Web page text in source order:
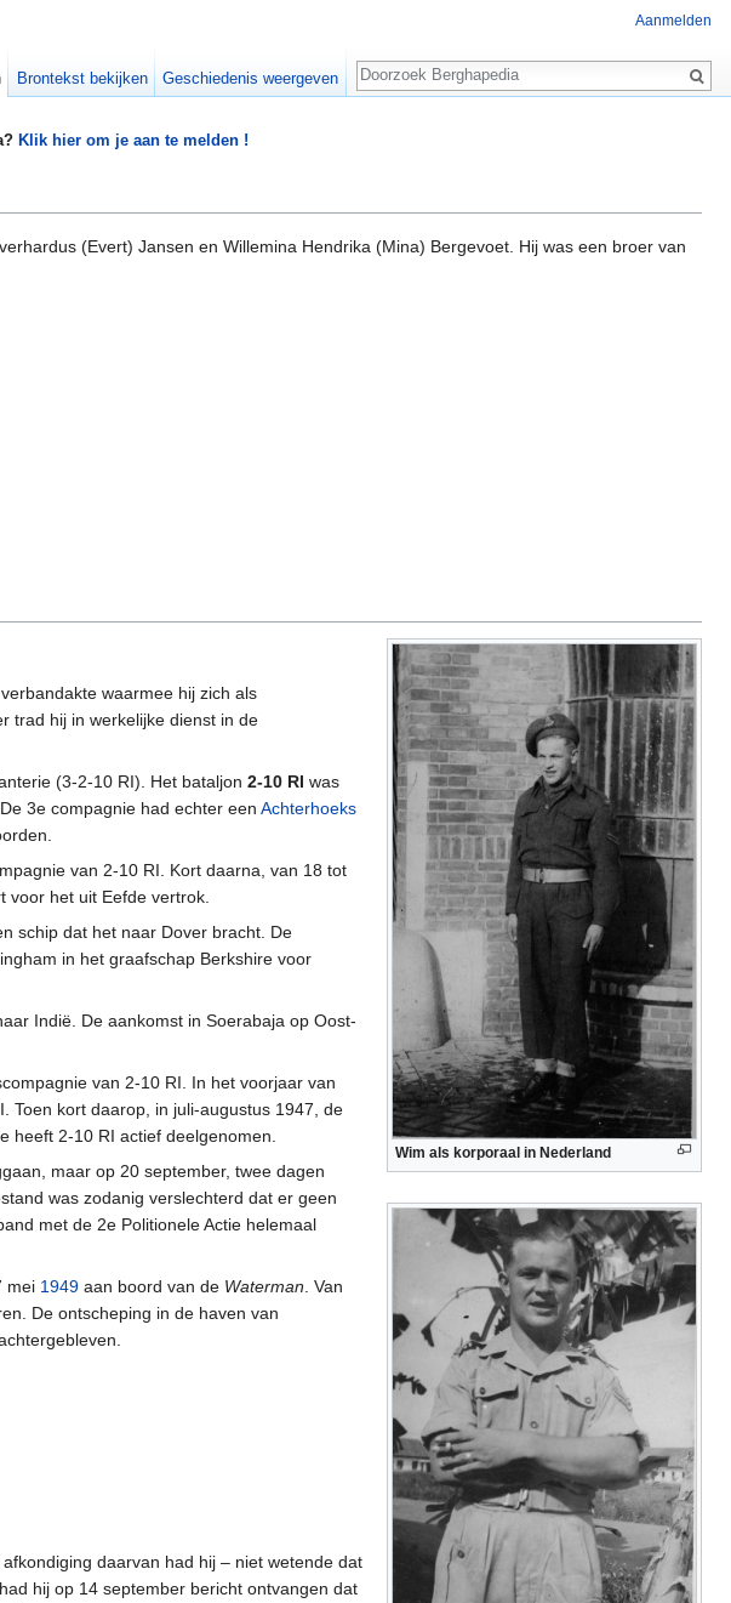
Klik hier om je aan te melden !
(Evert) Jansen en Willemina Hendrika (Mina) Bergevoet. Hij was een broer van
Wim als korporaal in Nederland
waarmee hij zich als
trad hij in werkelijke dienst in de
(3-2-10 RI). Het bataljon 2-10 RI was
3e compagnie had echter een Achterhoeks
van 2-10 RI. Kort daarna, van 18 tot
het uit Eefde vertrok.
schip dat het naar Dover bracht. De
in het graafschap Berkshire voor
Indië. De aankomst in Soerabaja op Oost-
van 2-10 RI. In het voorjaar van
Toen kort daarop, in juli-augustus 1947, de
heeft 2-10 RI actief deelgenomen.
maar op 20 september, twee dagen
was zodanig verslechterd dat er geen
met de 2e Politionele Actie helemaal
mei 1949 aan boord van de Waterman . Van
De ontscheping in de haven van
daarvan had hij – niet wetende dat
hij op 14 september bericht ontvangen dat
Aanmelden
Brontekst bekijken Geschiedenis weergeven
Zoeken